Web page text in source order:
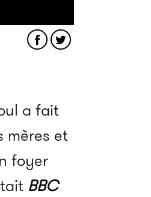
a fait
mères et
foyer
BBC